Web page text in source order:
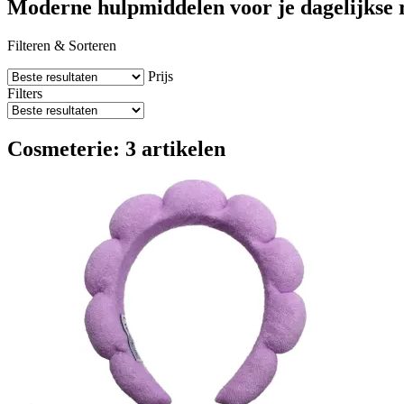
Moderne hulpmiddelen voor je dagelijkse
Filteren & Sorteren
Prijs
Filters
Cosmeterie: 3 artikelen